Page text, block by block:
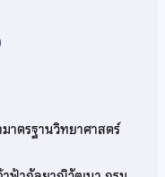
าตรฐานวิทยาศาสตร์